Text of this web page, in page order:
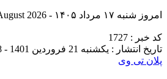
امروز شنبه ۱۷ مرداد ۱۴۰۵ - Saturday 8 August 2026
کد خبر : 1727
تاریخ انتشار : یکشنبه 21 فروردین 1401 - 15:08
پلان تی وی